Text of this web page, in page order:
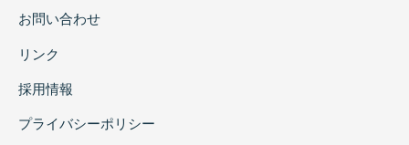
お問い合わせ
リンク
採用情報
プライバシーポリシー